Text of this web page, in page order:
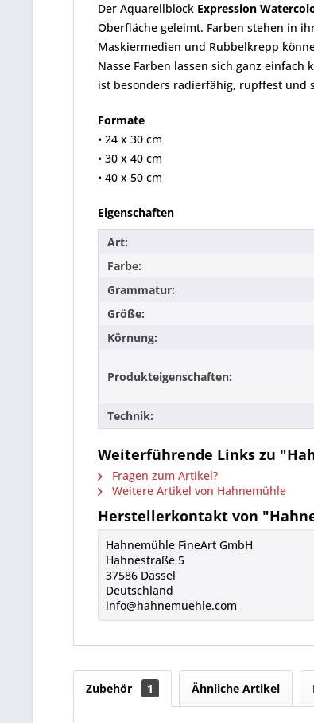
Der Aquarellblock Expression
Oberfläche geleimt. Farben stehen in
Maskiermedien und Rubbelkrepp
Nasse Farben lassen sich ganz
ist besonders radierfähig, rupffest und
Formate
• 24 x 30 cm
• 30 x 40 cm
• 40 x 50 cm
Eigenschaften
Art:
Farbe:
Grammatur:
Größe:
Körnung:
Produkteigenschaften:
Technik:
Weiterführende Links zu
Fragen zum Artikel?
Weitere Artikel von Hahnemühle
Herstellerkontakt von
Hahnemühle FineArt GmbH
Hahnestraße 5
37586 Dassel
Deutschland
info@hahnemuehle.com
Zubehör 1 Ähnliche Artikel